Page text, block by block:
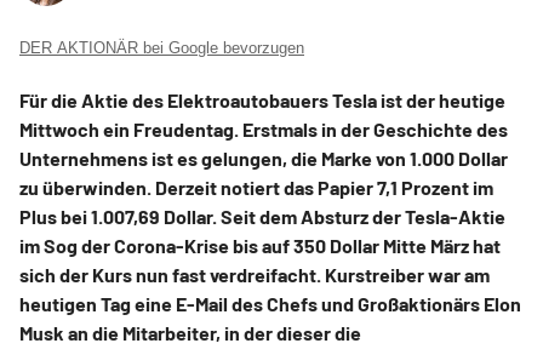
DER AKTIONÄR bei Google bevorzugen
Für die Aktie des Elektroautobauers Tesla ist der heutige
Mittwoch ein Freudentag. Erstmals in der Geschichte des
Unternehmens ist es gelungen, die Marke von 1.000 Dollar
zu überwinden. Derzeit notiert das Papier 7,1 Prozent im
Plus bei 1.007,69 Dollar. Seit dem Absturz der Tesla-Aktie
im Sog der Corona-Krise bis auf 350 Dollar Mitte März hat
sich der Kurs nun fast verdreifacht. Kurstreiber war am
heutigen Tag eine E-Mail des Chefs und Großaktionärs Elon
Musk an die Mitarbeiter, in der dieser die